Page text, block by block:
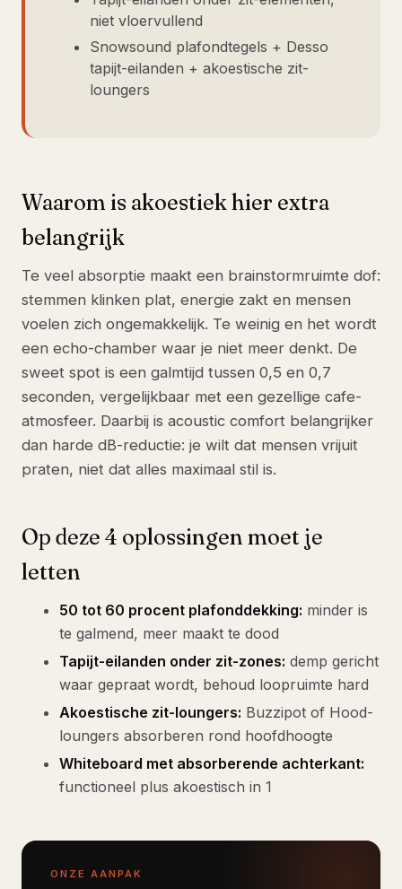
niet vloervullend
Snowsound plafondtegels + Desso
tapijt-eilanden + akoestische zit-
loungers
Waarom is akoestiek hier extra
belangrijk
Te veel absorptie maakt een brainstormruimte dof:
stemmen klinken plat, energie zakt en mensen
voelen zich ongemakkelijk. Te weinig en het wordt
een echo-chamber waar je niet meer denkt. De
sweet spot is een galmtijd tussen 0,5 en 0,7
seconden, vergelijkbaar met een gezellige cafe-
atmosfeer. Daarbij is acoustic comfort belangrijker
dan harde dB-reductie: je wilt dat mensen vrijuit
praten, niet dat alles maximaal stil is.
Op deze 4 oplossingen moet je
letten
50 tot 60 procent plafonddekking: minder is
te galmend, meer maakt te dood
Tapijt-eilanden onder zit-zones: demp gericht
waar gepraat wordt, behoud loopruimte hard
Akoestische zit-loungers: Buzzipot of Hood-
loungers absorberen rond hoofdhoogte
Whiteboard met absorberende achterkant:
functioneel plus akoestisch in 1
ONZE AANPAK